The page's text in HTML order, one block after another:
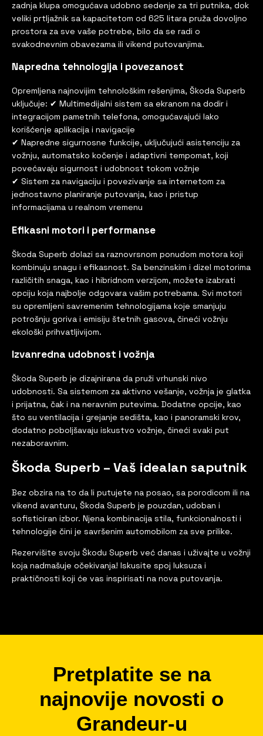
zadnja klupa omogućava udobno sedenje za tri putnika, dok
veliki prtljažnik sa kapacitetom od 625 litara pruža dovoljno
prostora za sve vaše potrebe, bilo da se radi o
svakodnevnim obavezama ili vikend putovanjima.
Napredna tehnologija i povezanost
Opremljena najnovijim tehnološkim rešenjima, Škoda Superb
uključuje: ✔ Multimedijalni sistem sa ekranom na dodir i
integracijom pametnih telefona, omogućavajući lako
korišćenje aplikacija i navigacije
✔ Napredne sigurnosne funkcije, uključujući asistenciju za
vožnju, automatsko kočenje i adaptivni tempomat, koji
povećavaju sigurnost i udobnost tokom vožnje
✔ Sistem za navigaciju i povezivanje sa internetom za
jednostavno planiranje putovanja, kao i pristup
informacijama u realnom vremenu
Efikasni motori i performanse
Škoda Superb dolazi sa raznovrsnom ponudom motora koji
kombinuju snagu i efikasnost. Sa benzinskim i dizel motorima
različitih snaga, kao i hibridnom verzijom, možete izabrati
opciju koja najbolje odgovara vašim potrebama. Svi motori
su opremljeni savremenim tehnologijama koje smanjuju
potrošnju goriva i emisiju štetnih gasova, čineći vožnju
ekološki prihvatljivijom.
Izvanredna udobnost i vožnja
Škoda Superb je dizajnirana da pruži vrhunski nivo
udobnosti. Sa sistemom za aktivno vešanje, vožnja je glatka
i prijatna, čak i na neravnim putevima. Dodatne opcije, kao
što su ventilacija i grejanje sedišta, kao i panoramski krov,
dodatno poboljšavaju iskustvo vožnje, čineći svaki put
nezaboravnim.
Škoda Superb – Vaš idealan saputnik
Bez obzira na to da li putujete na posao, sa porodicom ili na
vikend avanturu, Škoda Superb je pouzdan, udoban i
sofisticiran izbor. Njena kombinacija stila, funkcionalnosti i
tehnologije čini je savršenim automobilom za sve prilike.
Rezervišite svoju Škodu Superb već danas i uživajte u vožnji
koja nadmašuje očekivanja! Iskusite spoj luksuza i
praktičnosti koji će vas inspirisati na nova putovanja.
Pretplatite se na
najnovije novosti o
Grandeur-u